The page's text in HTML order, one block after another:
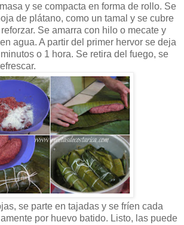
y se compacta en forma de rollo. Se
de plátano, como un tamal y se cubre
Se amarra con hilo o mecate y
agua. A partir del primer hervor se deja
o 1 hora. Se retira del fuego, se
se parte en tajadas y se fríen cada
por huevo batido. Listo, las puede